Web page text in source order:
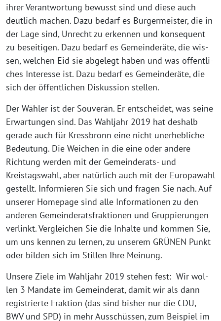
ihrer Verantwortung bewusst sind und die­se auch
deut­lich machen. Dazu bedarf es Bürgermeister, die in
der Lage sind, Unrecht zu erken­nen und kon­se­quent
zu besei­ti­gen. Dazu bedarf es Gemeinderäte, die wis­
sen, wel­chen Eid sie abge­legt haben und was öffent­li­
ches Interesse ist. Dazu bedarf es Gemeinderäte, die
sich der öffent­li­chen Diskussion stellen.
Der Wähler ist der Souverän. Er ent­schei­det, was sei­ne
Erwartungen sind. Das Wahljahr 2019 hat des­halb
gera­de auch für Kressbronn eine nicht uner­heb­li­che
Bedeutung. Die Weichen in die eine oder ande­re
Richtung wer­den mit der Gemeinderats- und
Kreistagswahl, aber natür­lich auch mit der Europawahl
gestellt. Informieren Sie sich und fra­gen Sie nach. Auf
unse­rer Homepage sind alle Informationen zu den
ande­ren Gemeinderatsfraktionen und Gruppierungen
ver­linkt. Vergleichen Sie die Inhalte und kom­men Sie,
um uns ken­nen zu ler­nen, zu unse­rem GRÜNEN Punkt
oder bil­den sich im Stillen Ihre Meinung.
Unsere Ziele im Wahljahr 2019 ste­hen fest: Wir wol­
len 3 Mandate im Gemeinderat, damit wir als dann
regis­trier­te Fraktion (das sind bis­her nur die CDU,
BWV und SPD) in mehr Ausschüssen, zum Beispiel im